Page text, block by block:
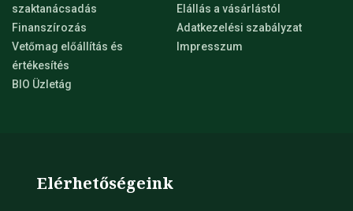
szaktanácsadás
Finanszírozás
Vetőmag előállítás és
értékesítés
BIO Üzletág
Elállás a vásárlástól
Adatkezelési szabályzat
Impresszum
Elérhetőségeink